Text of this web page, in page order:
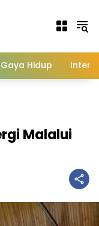
Gaya Hidup
Malalui